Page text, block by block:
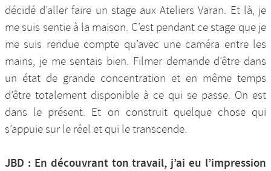
décidé d’aller faire un stage aux Ateliers Varan. Et là, je
me suis sentie à la maison. C’est pendant ce stage que je
me suis rendue compte qu’avec une caméra entre les
mains, je me sentais bien. Filmer demande d’être dans
un état de grande concentration et en même temps
d’être totalement disponible à ce qui se passe. On est
dans le présent. Et on construit quelque chose qui
s’appuie sur le réel et qui le transcende.
JBD : En découvrant ton travail, j’ai eu l’impression